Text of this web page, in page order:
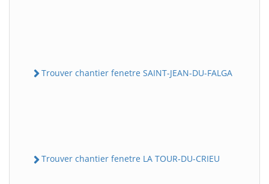
Trouver chantier fenetre SAINT-JEAN-DU-FALGA
Trouver chantier fenetre LA TOUR-DU-CRIEU